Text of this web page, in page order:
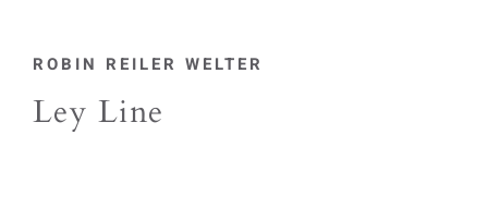
ROBIN REILER WELTER
Ley Line